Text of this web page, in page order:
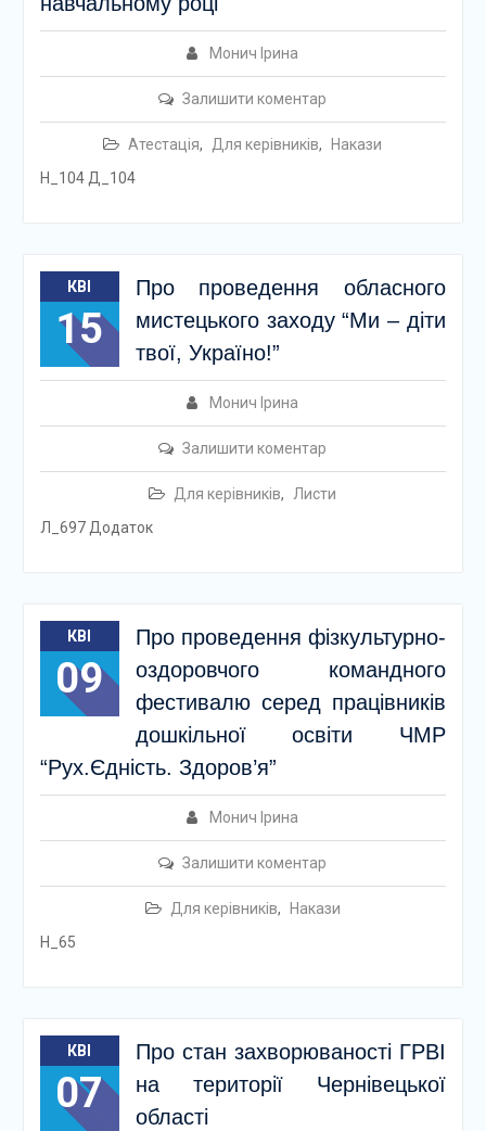
Монич Ірина
Залишити коментар
Атестація, Для керівників,
Накази
Н_104 Д_104
КВІ
15
Про проведення обласного
мистецького заходу “Ми – діти
твої, Україно!”
Монич Ірина
Залишити коментар
Для керівників, Листи
Л_697 Додаток
КВІ
09
Про проведення фізкультурно-
оздоровчого командного
фестивалю серед працівників
дошкільної освіти ЧМР
“Рух.Єдність. Здоров’я”
Монич Ірина
Залишити коментар
Для керівників,
Накази
Н_65
КВІ
07
Про стан захворюваності ГРВІ
на території Чернівецької
області